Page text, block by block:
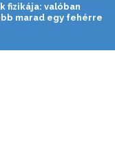
fizikája: valóban
marad egy fehérre